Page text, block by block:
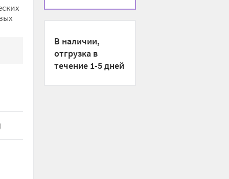
В наличии,
отгрузка в
течение 1-5 дней